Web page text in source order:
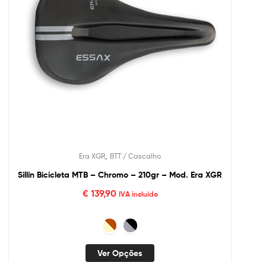
Era XGR BTT / Cascalho
Sillín Bicicleta MTB – Chromo – 210gr – Mod. Era XGR
€139,90 IVA incluído
Ver Opções